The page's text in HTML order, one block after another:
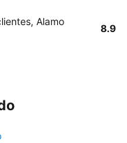
Alamo
8.9